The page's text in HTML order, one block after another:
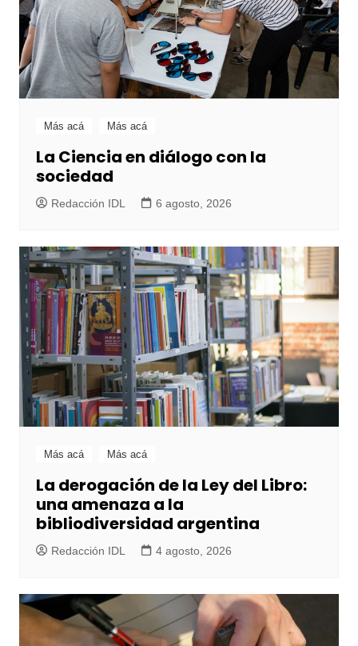
Más acá Más acá
La Ciencia en diálogo con la
sociedad
Redacción IDL 6 agosto, 2026
Más acá Más acá
La derogación de la Ley del Libro:
una amenaza a la
bibliodiversidad argentina
Redacción IDL 4 agosto, 2026